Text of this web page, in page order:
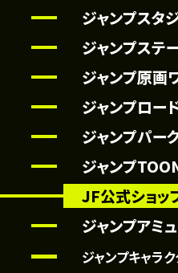
ジャンプスタ
ジャンプステ
ジャンプ原画
ジャンプロー
ジャンプパー
ジャンプ
JF公式ショッ
ジャンプアミ
ジャンプキャラ